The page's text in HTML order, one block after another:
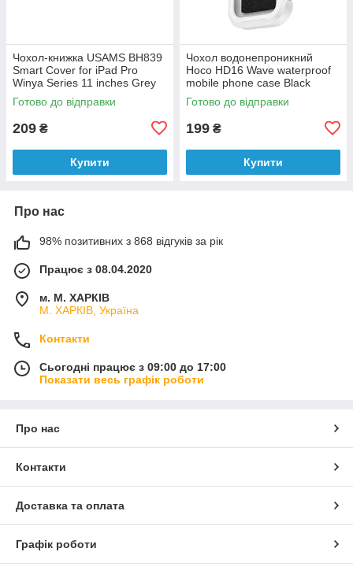
Чохол-книжка USAMS BH839
Smart Cover for iPad Pro
Winya Series 11 inches Grey
Уцінка
Готово до відправки
209 ₴
Купити
Чохол водонепроникний
Hoco HD16 Wave waterproof
mobile phone case Black
Готово до відправки
199 ₴
Купити
Про нас
98% позитивних з 868 відгуків за рік
Працює з 08.04.2020
м. М. ХАРКІВ
М. ХАРКІВ, Україна
Контакти
Сьогодні працює з 09:00 до 17:00
Показати весь графік роботи
Про нас
Контакти
Доставка та оплата
Графік роботи